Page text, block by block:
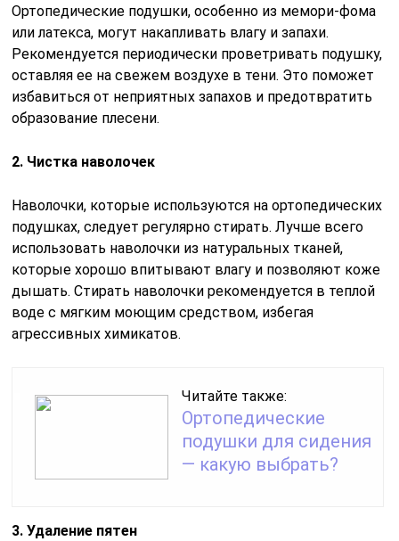
Ортопедические подушки, особенно из мемори-фома
или латекса, могут накапливать влагу и запахи.
Рекомендуется периодически проветривать подушку,
оставляя ее на свежем воздухе в тени. Это поможет
избавиться от неприятных запахов и предотвратить
образование плесени.
2. Чистка наволочек
Наволочки, которые используются на ортопедических
подушках, следует регулярно стирать. Лучше всего
использовать наволочки из натуральных тканей,
которые хорошо впитывают влагу и позволяют коже
дышать. Стирать наволочки рекомендуется в теплой
воде с мягким моющим средством, избегая
агрессивных химикатов.
Читайте также:
Ортопедические
подушки для сидения
— какую выбрать?
3. Удаление пятен